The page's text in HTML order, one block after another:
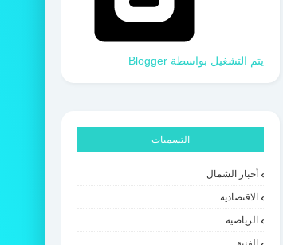
‏يتم التشغيل بواسطة Blogger
التسميات
أخبار الشمال
الاقتصادية
الرياضية